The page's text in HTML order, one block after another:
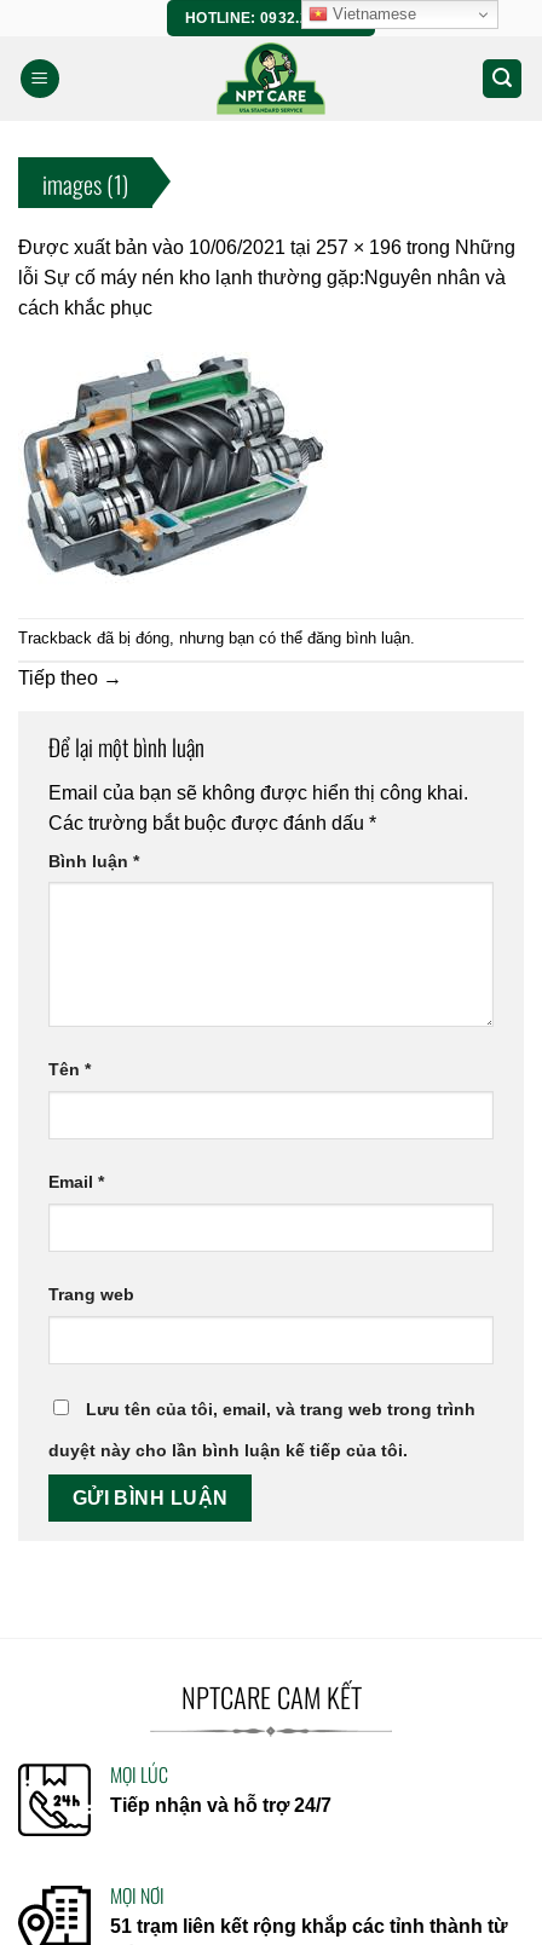
nội
dung
HOTLINE: 0932.266.458
images (1)
Được xuất bản vào 10/06/2021 tại 257 × 196 trong Những
lỗi Sự cố máy nén kho lạnh thường gặp:Nguyên nhân và
cách khắc phục
Trackback đã bị đóng, nhưng bạn có thể đăng bình luận.
Tiếp theo →
Để lại một bình luận
Email của bạn sẽ không được hiển thị công khai.
Các trường bắt buộc được đánh dấu *
Bình luận *
Tên *
Email *
Trang web
Lưu tên của tôi, email, và trang web trong trình
duyệt này cho lần bình luận kế tiếp của tôi.
NPTCARE CAM KẾT
MỌI LÚC
Tiếp nhận và hỗ trợ 24/7
MỌI NƠI
51 trạm liên kết rộng khắp các tỉnh thành từ
Vietnamese